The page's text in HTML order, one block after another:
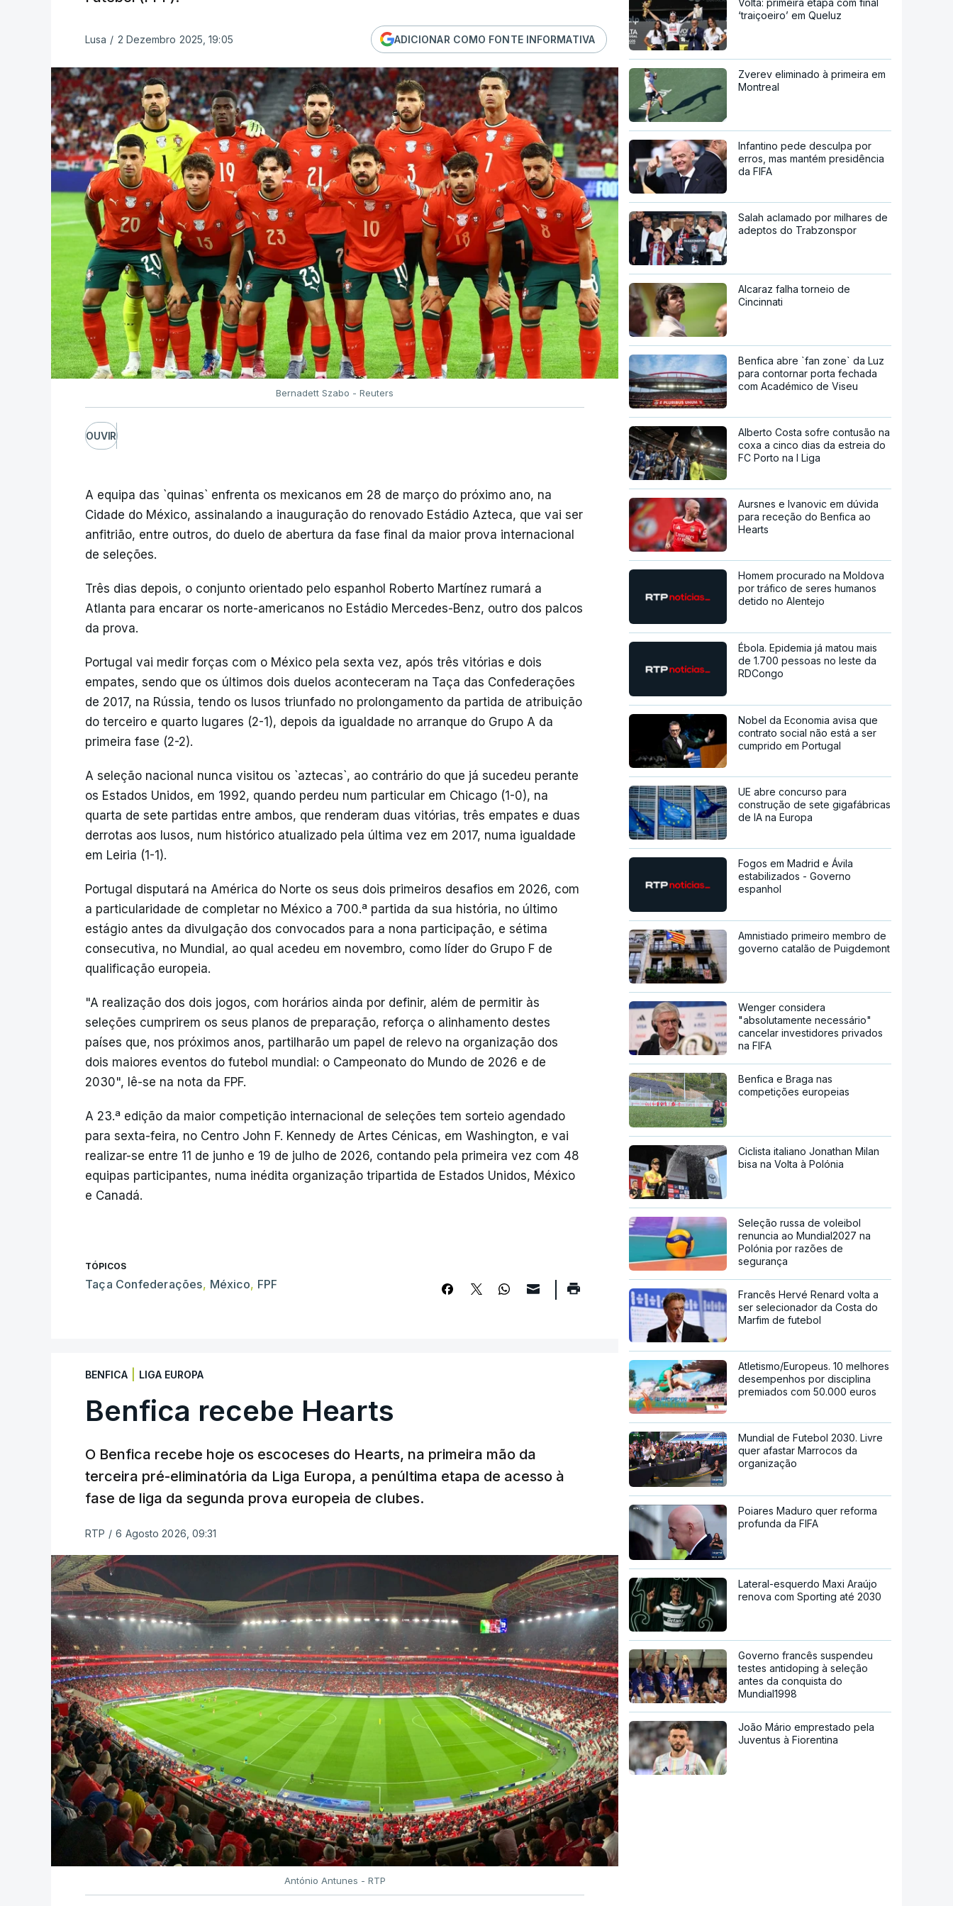
Lusa / 2 Dezembro 2025, 19:05 ADICIONAR COMO FONTE INFORMATIVA
Bernadett Szabo - Reuters
OUVIR
A equipa das `quinas` enfrenta os mexicanos em 28 de março do próximo ano, na
Cidade do México, assinalando a inauguração do renovado Estádio Azteca, que vai ser
anfitrião, entre outros, do duelo de abertura da fase final da maior prova internacional
de seleções.
Três dias depois, o conjunto orientado pelo espanhol Roberto Martínez rumará a
Atlanta para encarar os norte-americanos no Estádio Mercedes-Benz, outro dos palcos
da prova.
Portugal vai medir forças com o México pela sexta vez, após três vitórias e dois
empates, sendo que os últimos dois duelos aconteceram na Taça das Confederações
de 2017, na Rússia, tendo os lusos triunfado no prolongamento da partida de atribuição
do terceiro e quarto lugares (2-1), depois da igualdade no arranque do Grupo A da
primeira fase (2-2).
A seleção nacional nunca visitou os `aztecas`, ao contrário do que já sucedeu perante
os Estados Unidos, em 1992, quando perdeu num particular em Chicago (1-0), na
quarta de sete partidas entre ambos, que renderam duas vitórias, três empates e duas
derrotas aos lusos, num histórico atualizado pela última vez em 2017, numa igualdade
em Leiria (1-1).
Portugal disputará na América do Norte os seus dois primeiros desafios em 2026, com
a particularidade de completar no México a 700.ª partida da sua história, no último
estágio antes da divulgação dos convocados para a nona participação, e sétima
consecutiva, no Mundial, ao qual acedeu em novembro, como líder do Grupo F de
qualificação europeia.
"A realização dos dois jogos, com horários ainda por definir, além de permitir às
seleções cumprirem os seus planos de preparação, reforça o alinhamento destes
países que, nos próximos anos, partilharão um papel de relevo na organização dos
dois maiores eventos do futebol mundial: o Campeonato do Mundo de 2026 e de
2030", lê-se na nota da FPF.
A 23.ª edição da maior competição internacional de seleções tem sorteio agendado
para sexta-feira, no Centro John F. Kennedy de Artes Cénicas, em Washington, e vai
realizar-se entre 11 de junho e 19 de julho de 2026, contando pela primeira vez com 48
equipas participantes, numa inédita organização tripartida de Estados Unidos, México
e Canadá.
TÓPICOS
Taça Confederações, México, FPF
BENFICA LIGA EUROPA
Benfica recebe Hearts
O Benfica recebe hoje os escoceses do Hearts, na primeira mão da
terceira pré-eliminatória da Liga Europa, a penúltima etapa de acesso à
fase de liga da segunda prova europeia de clubes.
RTP / 6 Agosto 2026, 09:31
António Antunes - RTP
Volta: primeira etapa com final
‘traiçoeiro’ em Queluz
Zverev eliminado à primeira em
Montreal
Infantino pede desculpa por
erros, mas mantém presidência
da FIFA
Salah aclamado por milhares de
adeptos do Trabzonspor
Alcaraz falha torneio de
Cincinnati
Benfica abre `fan zone` da Luz
para contornar porta fechada
com Académico de Viseu
Alberto Costa sofre contusão na
coxa a cinco dias da estreia do
FC Porto na I Liga
Aursnes e Ivanovic em dúvida
para receção do Benfica ao
Hearts
Homem procurado na Moldova
por tráfico de seres humanos
detido no Alentejo
Ébola. Epidemia já matou mais
de 1.700 pessoas no leste da
RDCongo
Nobel da Economia avisa que
contrato social não está a ser
cumprido em Portugal
UE abre concurso para
construção de sete gigafábricas
de IA na Europa
Fogos em Madrid e Ávila
estabilizados - Governo
espanhol
Amnistiado primeiro membro de
governo catalão de Puigdemont
Wenger considera
"absolutamente necessário"
cancelar investidores privados
na FIFA
Benfica e Braga nas
competições europeias
Ciclista italiano Jonathan Milan
bisa na Volta à Polónia
Seleção russa de voleibol
renuncia ao Mundial2027 na
Polónia por razões de
segurança
Francês Hervé Renard volta a
ser selecionador da Costa do
Marfim de futebol
Atletismo/Europeus. 10 melhores
desempenhos por disciplina
premiados com 50.000 euros
Mundial de Futebol 2030. Livre
quer afastar Marrocos da
organização
Poiares Maduro quer reforma
profunda da FIFA
Lateral-esquerdo Maxi Araújo
renova com Sporting até 2030
Governo francês suspendeu
testes antidoping à seleção
antes da conquista do
Mundial1998
João Mário emprestado pela
Juventus à Fiorentina